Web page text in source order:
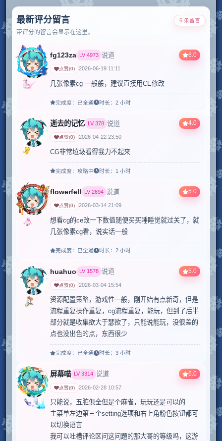
最新评分留言
带评分的留言会显示在这里。
6 条留言
6.0
fg123za LV4973 说道
点赞(0) 2026-06-19 11:11
几张像素cg 一般般，建议直接用CE修改
完成度： 已全通 时长： 2 小时
4.0
逝去的记忆 LV378 说道
点赞(0) 2026-04-22 23:50
CG非常垃圾看得我力不起来
完成度：攻略中 时长： 1 小时
5.0
flowerfell LV2694 说道
点赞(0) 2026-03-14 21:09
想看cg的ce改一下数值随便买买睡睡觉就过关了，就
几张像素cg看，说实话一般
完成度： 已全通 时长： 2 小时
5.0
huahuo LV1578 说道
点赞(0) 2026-03-04 15:54
资源配置策略，游戏性一般，刚开始有点新奇，但是
流程重复操作重复，cg流程重复，能玩，但到了后半
部分就是收集欲大于瑟欲了，只能说能玩，没很差的
点也没出色的点，东西很少
完成度： 已全通 时长： 3 小时
6.0
屏幕喵 LV3314 说道
点赞(0) 2026-02-28 10:57
只能说，五脏俱全但是个麻雀，玩玩还是可以的
主菜单左边第三个setting选项和右上角粉色按钮都可
以切换语言
我可以吐槽评论区问这问题的那大哥的等级吗，这游